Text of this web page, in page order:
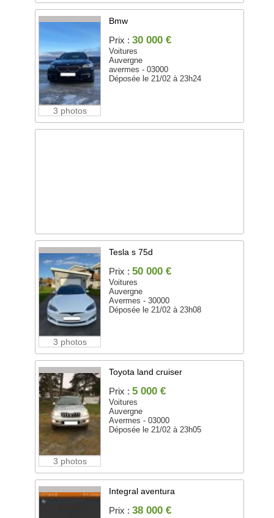
3 photos
Bmw
Prix : 30 000 €
Voitures
Auvergne
avermes - 03000
Déposée le 21/02 à 23h24
3 photos
Tesla s 75d
Prix : 50 000 €
Voitures
Auvergne
Avermes - 30000
Déposée le 21/02 à 23h08
3 photos
Toyota land cruiser
Prix : 5 000 €
Voitures
Auvergne
Avermes - 03000
Déposée le 21/02 à 23h05
Integral aventura
Prix : 38 000 €